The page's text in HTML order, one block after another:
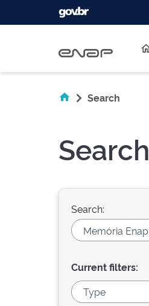
Search
Search
Search:
Current filters: